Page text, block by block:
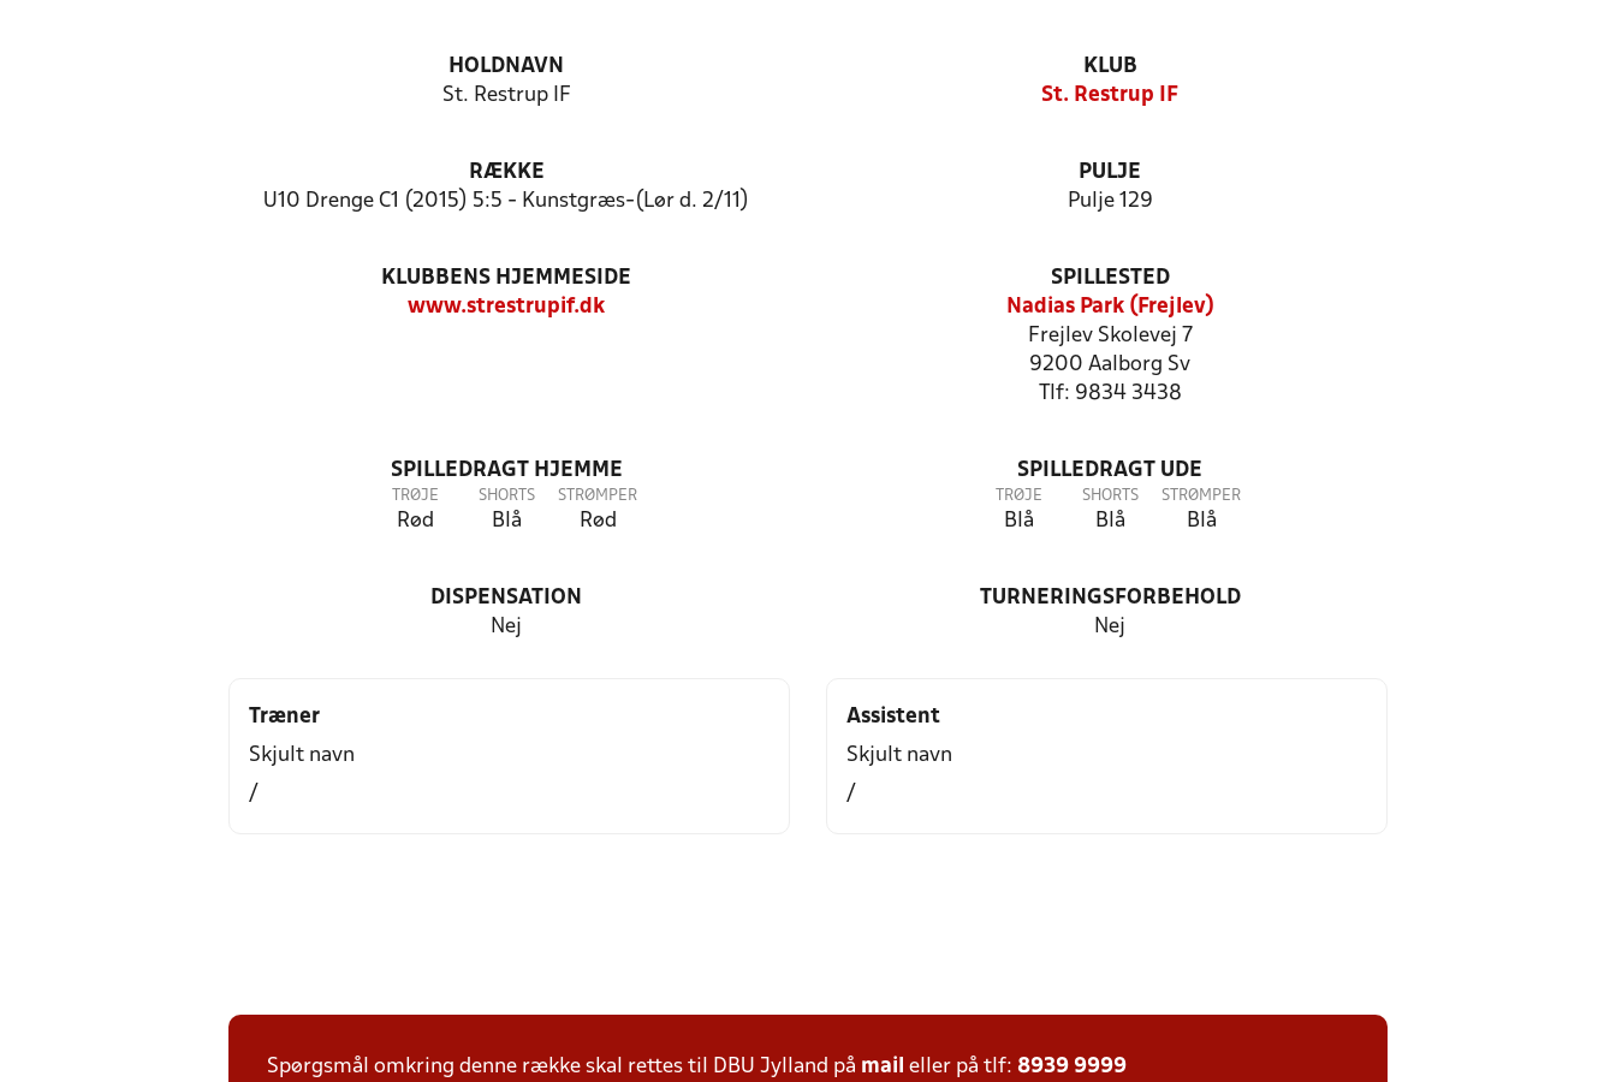
HOLDNAVN
St. Restrup IF
KLUB
St. Restrup IF
RÆKKE
U10 Drenge C1 (2015) 5:5 - Kunstgræs-(Lør d. 2/11)
PULJE
Pulje 129
KLUBBENS HJEMMESIDE
www.strestrupif.dk
SPILLESTED
Nadias Park (Frejlev)
Frejlev Skolevej 7
9200 Aalborg Sv
Tlf: 9834 3438
SPILLEDRAGT HJEMME
TRØJE
Rød
SHORTS
Blå
STRØMPER
Rød
SPILLEDRAGT UDE
TRØJE
Blå
SHORTS
Blå
STRØMPER
Blå
DISPENSATION
Nej
TURNERINGSFORBEHOLD
Nej
Træner
Skjult navn
/
Assistent
Skjult navn
/
Spørgsmål omkring denne række skal rettes til DBU Jylland på mail eller på tlf: 8939 9999